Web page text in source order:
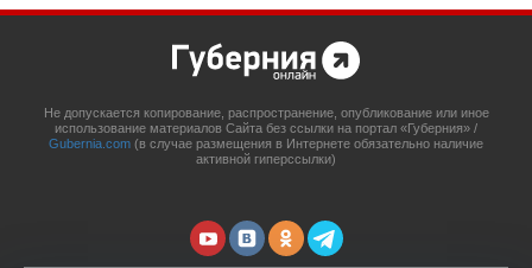
Не допускается копирование, распространение, опубликование или иное
использование материалов Сайта без ссылки на портал «Губерния» /
Gubernia.com (в случае размещения в Интернете обязательно наличие
активной гиперссылки)